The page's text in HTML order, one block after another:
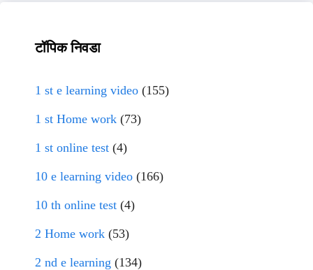
टॉपिक निवडा
1 st e learning video (155)
1 st Home work (73)
1 st online test (4)
10 e learning video (166)
10 th online test (4)
2 Home work (53)
2 nd e learning (134)